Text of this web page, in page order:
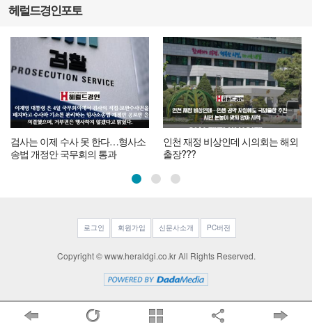
헤럴드경인포토
검사는 이제 수사 못 한다…형사소
송법 개정안 국무회의 통과
인천 재정 비상인데 시의회는 해외
출장???
로그인 회원가입 신문사소개 PC버전
Copyright © www.heraldgi.co.kr All Rights Reserved.